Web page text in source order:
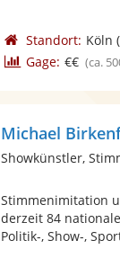
Standort: Köln
Gage: €€ (ca.
Michael
Showkünstler,
Stimmenimitation
derzeit 84
Politik-, Show-,